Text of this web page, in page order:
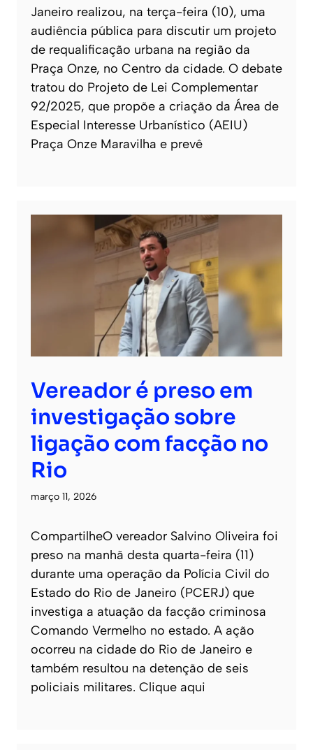
Janeiro realizou, na terça-feira (10), uma
audiência pública para discutir um projeto
de requalificação urbana na região da
Praça Onze, no Centro da cidade. O debate
tratou do Projeto de Lei Complementar
92/2025, que propõe a criação da Área de
Especial Interesse Urbanístico (AEIU)
Praça Onze Maravilha e prevê
Vereador é preso em
investigação sobre
ligação com facção no
Rio
março 11, 2026
CompartilheO vereador Salvino Oliveira foi
preso na manhã desta quarta-feira (11)
durante uma operação da Polícia Civil do
Estado do Rio de Janeiro (PCERJ) que
investiga a atuação da facção criminosa
Comando Vermelho no estado. A ação
ocorreu na cidade do Rio de Janeiro e
também resultou na detenção de seis
policiais militares. Clique aqui